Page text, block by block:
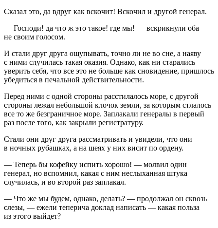
Сказал это, да вдруг как вскочит! Вскочил и другой генерал.
— Господи! да что ж это такое! где мы! — вскрикнули оба
не своим голосом.
И стали друг друга ощупывать, точно ли не во сне, а наяву
с ними случилась такая оказия. Однако, как ни старались
уверить себя, что все это не больше как сновидение, пришлось
убедиться в печальной действительности.
Перед ними с одной стороны расстилалось море, с другой
стороны лежал небольшой клочок земли, за которым стлалось
все то же безграничное море. Заплакали генералы в первый
раз после того, как закрыли регистратуру.
Стали они друг друга рассматривать и увидели, что они
в ночных рубашках, а на шеях у них висит по ордену.
— Теперь бы кофейку испить хорошо! — молвил один
генерал, но вспомнил, какая с ним неслыханная штука
случилась, и во второй раз заплакал.
— Что же мы будем, однако, делать? — продолжал он сквозь
слезы, — ежели теперича доклад написать — какая польза
из этого выйдет?